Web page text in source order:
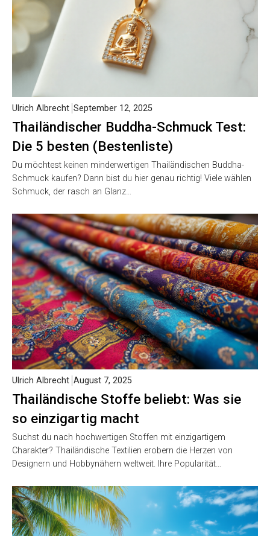
Thailändischer Buddha-Schmuck Test:
Die 5 besten (Bestenliste)
Ulrich Albrecht September 12, 2025
Du möchtest keinen minderwertigen Thailändischen Buddha-
Schmuck kaufen? Dann bist du hier genau richtig! Viele wählen
Schmuck, der rasch an Glanz…
Thailändische Stoffe beliebt: Was sie
so einzigartig macht
Ulrich Albrecht August 7, 2025
Suchst du nach hochwertigen Stoffen mit einzigartigem
Charakter? Thailändische Textilien erobern die Herzen von
Designern und Hobbynähern weltweit. Ihre Popularität…